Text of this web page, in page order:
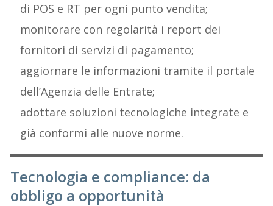
di POS e RT per ogni punto vendita;
monitorare con regolarità i report dei
fornitori di servizi di pagamento;
aggiornare le informazioni tramite il portale
dell’Agenzia delle Entrate;
adottare soluzioni tecnologiche integrate e
già conformi alle nuove norme.
Tecnologia e compliance: da
obbligo a opportunità